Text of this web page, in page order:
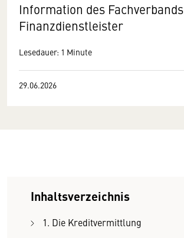
Information des Fachverbands
Finanzdienstleister
Lesedauer: 1 Minute
29.06.2026
Inhaltsverzeichnis
1. Die Kreditvermittlung